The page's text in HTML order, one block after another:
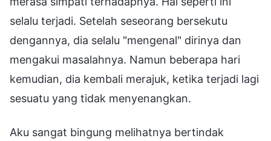
selalu terjadi. Setelah seseorang bersekutu
dengannya, dia selalu "mengenal" dirinya dan
mengakui masalahnya. Namun beberapa hari
kemudian, dia kembali merajuk, ketika terjadi lagi
sesuatu yang tidak menyenangkan.
Aku sangat bingung melihatnya bertindak